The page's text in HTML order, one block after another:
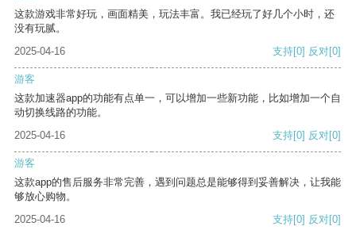
这款游戏非常好玩，画面精美，玩法丰富。我已经玩了好几个小时，还
没有玩腻。
2025-04-16
支持[0] 反对[0]
游客
这款加速器app的功能有点单一，可以增加一些新功能，比如增加一个自
动切换线路的功能。
2025-04-16
支持[0] 反对[0]
游客
这款app的售后服务非常完善，遇到问题总是能够得到妥善解决，让我能
够放心购物。
2025-04-16
支持[0] 反对[0]